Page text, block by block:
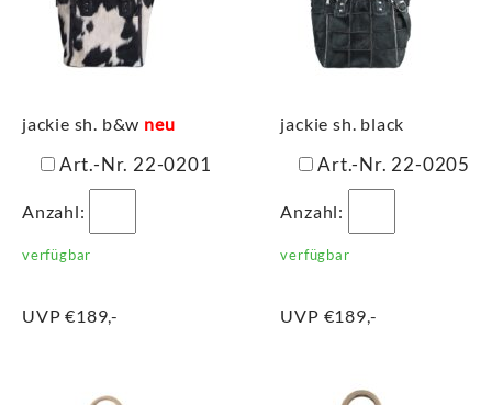
jackie sh. b&w neu
Art.-Nr. 22-0201
Anzahl:
verfügbar
UVP €189,-
jackie sh. black
Art.-Nr. 22-0205
Anzahl:
verfügbar
UVP €189,-